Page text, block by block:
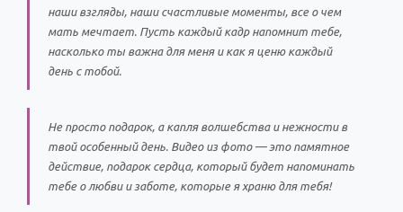
наши взгляды, наши счастливые моменты, все о чем
мать мечтает. Пусть каждый кадр напомнит тебе,
насколько ты важна для меня и как я ценю каждый
день с тобой.
Не просто подарок, а капля волшебства и нежности в
твой особенный день. Видео из фото — это памятное
действие, подарок сердца, который будет напоминать
тебе о любви и заботе, которые я храню для тебя!